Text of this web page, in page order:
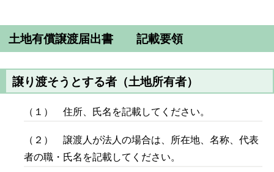
土地有償譲渡届出書 記載要領
譲り渡そうとする者（土地所有者）
（１） 住所、氏名を記載してください。
（２） 譲渡人が法人の場合は、所在地、名称、代表
者の職・氏名を記載してください。